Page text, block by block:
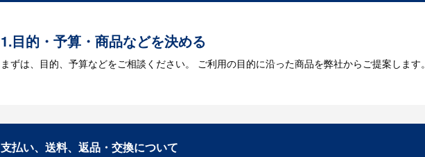
1.目的・予算・商品などを決める
まずは、目的、予算などをご相談ください。 ご利用の目的に沿った商品を弊社からご提案します。
3.発注・データ入稿
支払い、送料、返品・交換について